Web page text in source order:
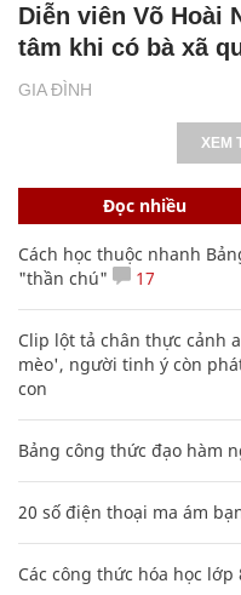
GIA ĐÌNH
Diễn viên Võ Hoài
tâm khi có bà xã
XEM
Đọc nhiều
Cách học thuộc nhanh
"thần chú"
17
Clip lột tả chân thực cảnh
mèo', người tinh ý còn
con
Bảng công thức đạo hàm
20 số điện thoại ma ám
Các công thức hóa học